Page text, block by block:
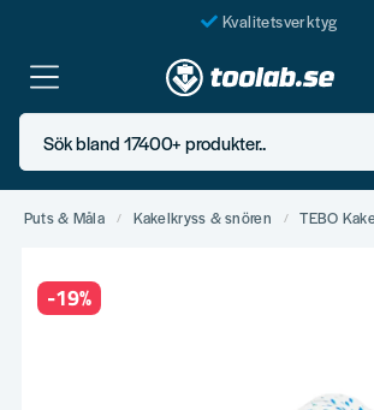
Kvalitetsverktyg
Fraktfritt över 999 SEK*
En järnhandel för alla
Butik i Göteborg
Sök bland 17400+ produkter..
Puts & Måla Kakelkryss & snören TEBO
-19%